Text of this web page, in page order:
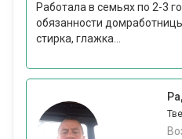
Работала в семьях по 2-3
обязанности
стирка, глажка...